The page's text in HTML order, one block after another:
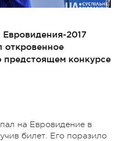
2017
откровенное
предстоящем конкурсе
на Евровидение в
билет. Его поразило